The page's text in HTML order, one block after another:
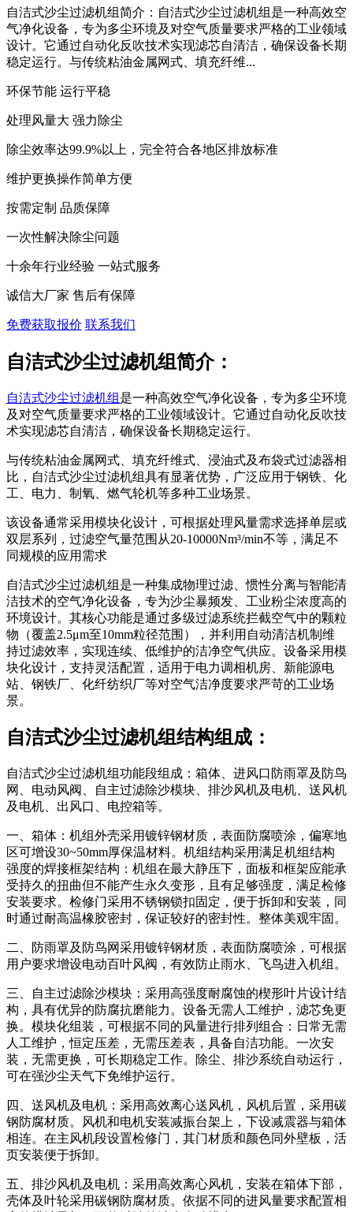
自洁式沙尘过滤机组简介：自洁式沙尘过滤机组是一种高效空
气净化设备，专为多尘环境及对空气质量要求严格的工业领域
设计。它通过自动化反吹技术实现滤芯自清洁，确保设备长期
稳定运行。与传统粘油金属网式、填充纤维...
环保节能 运行平稳
处理风量大 强力除尘
除尘效率达99.9%以上，完全符合各地区排放标准
维护更换操作简单方便
按需定制 品质保障
一次性解决除尘问题
十余年行业经验 一站式服务
诚信大厂家 售后有保障
免费获取报价 联系我们
自洁式沙尘过滤机组简介：
自洁式沙尘过滤机组 是一种高效空气净化设备，专为多尘环境
及对空气质量要求严格的工业领域设计。它通过自动化反吹技
术实现滤芯自清洁，确保设备长期稳定运行。
与传统粘油金属网式、填充纤维式、浸油式及布袋式过滤器相
比，自洁式沙尘过滤机组具有显著优势，广泛应用于钢铁、化
工、电力、制氧、燃气轮机等多种工业场景。
该设备通常采用模块化设计，可根据处理风量需求选择单层或
双层系列，过滤空气量范围从20-10000Nm³/min不等，满足不
同规模的应用需求
自洁式沙尘过滤机组是一种集成物理过滤、惯性分离与智能清
洁技术的空气净化设备，专为沙尘暴频发、工业粉尘浓度高的
环境设计。其核心功能是通过多级过滤系统拦截空气中的颗粒
物（覆盖2.5μm至10mm粒径范围），并利用自动清洁机制维
持过滤效率，实现连续、低维护的洁净空气供应。设备采用模
块化设计，支持灵活配置，适用于电力调相机房、新能源电
站、钢铁厂、化纤纺织厂等对空气洁净度要求严苛的工业场
景。
自洁式沙尘过滤机组结构组成：
自洁式沙尘过滤机组功能段组成：箱体、进风口防雨罩及防鸟
网、电动风阀、自主过滤除沙模块、排沙风机及电机、送风机
及电机、出风口、电控箱等。
一、箱体：机组外壳采用镀锌钢材质，表面防腐喷涂，偏寒地
区可增设30~50mm厚保温材料。机组结构采用满足机组结构
强度的焊接框架结构：机组在最大静压下，面板和框架应能承
受持久的扭曲但不能产生永久变形，且有足够强度，满足检修
安装要求。检修门采用不锈钢锁扣固定，便于拆卸和安装，同
时通过耐高温橡胶密封，保证较好的密封性。整体美观牢固。
二、防雨罩及防鸟网采用镀锌钢材质，表面防腐喷涂，可根据
用户要求增设电动百叶风阀，有效防止雨水、飞鸟进入机组。
三、自主过滤除沙模块：采用高强度耐腐蚀的楔形叶片设计结
构，具有优异的防腐抗磨能力。设备无需人工维护，滤芯免更
换。模块化组装，可根据不同的风量进行排列组合：日常无需
人工维护，恒定压差，无需压差表，具备自洁功能。一次安
装，无需更换，可长期稳定工作。除尘、排沙系统自动运行，
可在强沙尘天气下免维护运行。
四、送风机及电机：采用高效离心送风机，风机后置，采用碳
钢防腐材质。风机和电机安装减振台架上，下设减震器与箱体
相连。在主风机段设置检修门，其门材质和颜色同外壁板，活
页安装便于拆卸。
五、排沙风机及电机：采用高效离心风机，安装在箱体下部，
壳体及叶轮采用碳钢防腐材质。依据不同的进风量要求配置相